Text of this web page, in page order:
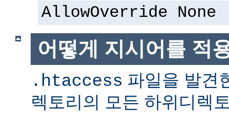
AllowOverride None
어떻게 지시어를 적
.htaccess 파일을 발견
렉토리의 모든 하위디렉